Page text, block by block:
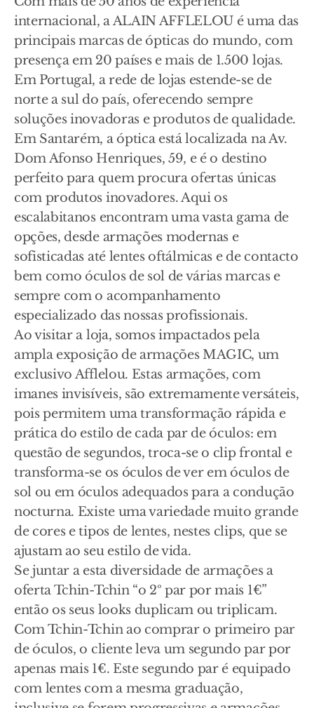
internacional, a ALAIN AFFLELOU é uma das
principais marcas de ópticas do mundo, com
presença em 20 países e mais de 1.500 lojas.
Em Portugal, a rede de lojas estende-se de
norte a sul do país, oferecendo sempre
soluções inovadoras e produtos de qualidade.
Em Santarém, a óptica está localizada na Av.
Dom Afonso Henriques, 59, e é o destino
perfeito para quem procura ofertas únicas
com produtos inovadores. Aqui os
escalabitanos encontram uma vasta gama de
opções, desde armações modernas e
sofisticadas até lentes oftálmicas e de contacto
bem como óculos de sol de várias marcas e
sempre com o acompanhamento
especializado das nossas profissionais.
Ao visitar a loja, somos impactados pela
ampla exposição de armações MAGIC, um
exclusivo Afflelou. Estas armações, com
imanes invisíveis, são extremamente versáteis,
pois permitem uma transformação rápida e
prática do estilo de cada par de óculos: em
questão de segundos, troca-se o clip frontal e
transforma-se os óculos de ver em óculos de
sol ou em óculos adequados para a condução
nocturna. Existe uma variedade muito grande
de cores e tipos de lentes, nestes clips, que se
ajustam ao seu estilo de vida.
Se juntar a esta diversidade de armações a
oferta Tchin-Tchin “o 2º par por mais 1€”
então os seus looks duplicam ou triplicam.
Com Tchin-Tchin ao comprar o primeiro par
de óculos, o cliente leva um segundo par por
apenas mais 1€. Este segundo par é equipado
com lentes com a mesma graduação,